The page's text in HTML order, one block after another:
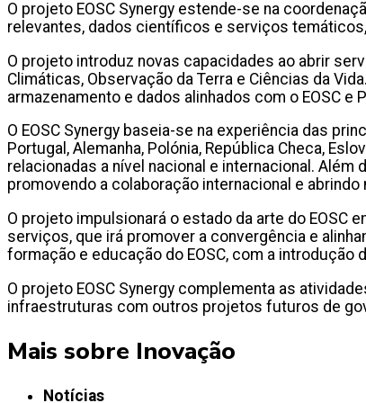
O projeto EOSC Synergy estende-se na
relevantes, dados científicos e serviços
O projeto introduz novas capacidades ao abrir
Climáticas, Observação da Terra e Ciências da
armazenamento e dados alinhados com o EOSC e
O EOSC Synergy baseia-se na experiência das
Portugal, Alemanha, Polónia, República Checa,
relacionadas a nível nacional e internacional.
promovendo a colaboração internacional e
O projeto impulsionará o estado da arte do EOSC
serviços, que irá promover a convergência e
formação e educação do EOSC, com a
O projeto EOSC Synergy complementa as
infraestruturas com outros projetos futuros de
Mais sobre Inovação
Notícias